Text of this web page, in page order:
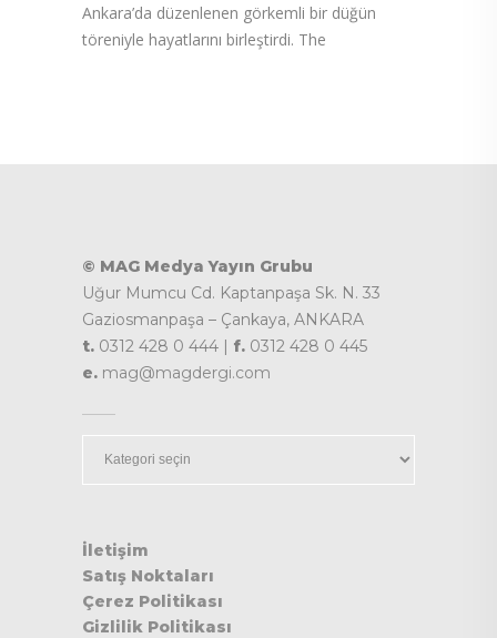
Ankara’da düzenlenen görkemli bir düğün
töreniyle hayatlarını birleştirdi. The
© MAG Medya Yayın Grubu
Uğur Mumcu Cd. Kaptanpaşa Sk. N. 33
Gaziosmanpaşa – Çankaya, ANKARA
t. 0312 428 0 444 | f. 0312 428 0 445
e. mag@magdergi.com
İletişim
Satış Noktaları
Çerez Politikası
Gizlilik Politikası